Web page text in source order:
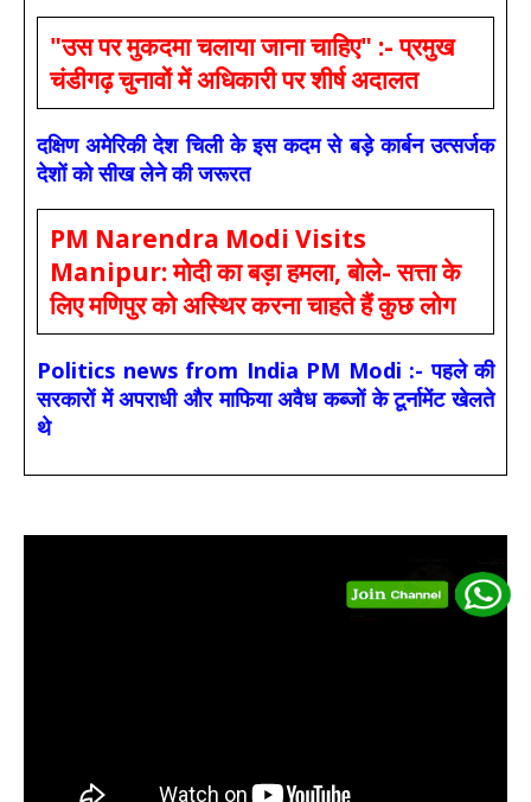
"उस पर मुकदमा चलाया जाना चाहिए" :- प्रमुख
चंडीगढ़ चुनावों में अधिकारी पर शीर्ष अदालत
दक्षिण अमेरिकी देश चिली के इस कदम से बड़े कार्बन उत्सर्जक
देशों को सीख लेने की जरूरत
PM Narendra Modi Visits
Manipur: मोदी का बड़ा हमला, बोले- सत्ता के
लिए मणिपुर को अस्थिर करना चाहते हैं कुछ लोग
Politics news from India PM Modi :- पहले की
सरकारों में अपराधी और माफिया अवैध कब्जों के टूर्नामेंट खेलते
थे